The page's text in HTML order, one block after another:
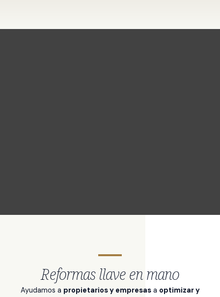
Reformas llave en mano
Ayudamos a propietarios y empresasa optimizar y